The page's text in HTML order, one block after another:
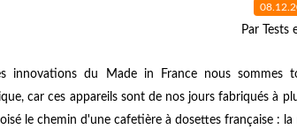
Par Tests
innovations du Made in France nous
car ces appareils sont de nos jours fabriqués à
le chemin d'une cafetière à dosettes française :